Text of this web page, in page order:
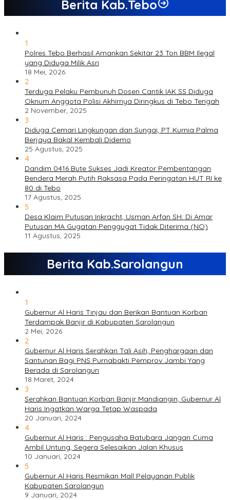
Berita Kab.Tebo
1
Polres Tebo Berhasil Amankan Sekitar 23 Ton BBM Ilegal
yang Diduga Milik Asri
18 Mei, 2026
2
Terduga Pelaku Pembunuh Dosen Cantik IAK SS Diduga
Oknum Anggota Polisi Akhirnya Diringkus di Tebo Tengah
2 November, 2025
3
Diduga Cemari Lingkungan dan Sungai, PT Kurnia Palma
Berjaya Bakal Kembali Didemo
25 Agustus, 2025
4
Dandim 0416 Bute Sukses Jadi Kreator Pembentangan
Bendera Merah Putih Raksasa Pada Peringatan HUT RI ke
80 di Tebo
17 Agustus, 2025
5
Desa Klaim Putusan Inkracht, Usman Arfan SH: Di Amar
Putusan MA Gugatan Penggugat Tidak Diterima (NO)
11 Agustus, 2025
Berita Kab.Sarolangun
1
Gubernur Al Haris Tinjau dan Berikan Bantuan Korban
Terdampak Banjir di Kabupaten Sarolangun
2 Mei, 2026
2
Gubernur Al Haris Serahkan Tali Asih, Penghargaan dan
Santunan Bagi PNS Purnabakti Pemprov Jambi Yang
Berada di Sarolangun
18 Maret, 2024
3
Serahkan Bantuan Korban Banjir Mandiangin, Gubernur Al
Haris Ingatkan Warga Tetap Waspada
20 Januari, 2024
4
Gubernur Al Haris : Pengusaha Batubara Jangan Cuma
Ambil Untung, Segera Selesaikan Jalan Khusus
10 Januari, 2024
5
Gubernur Al Haris Resmikan Mall Pelayanan Publik
Kabupaten Sarolangun
9 Januari, 2024